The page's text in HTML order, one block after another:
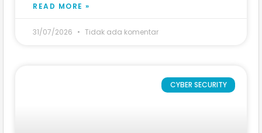
READ MORE »
31/07/2026 Tidak ada komentar
CYBER SECURITY